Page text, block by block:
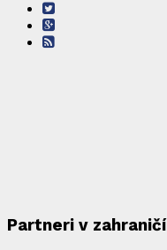
Partneri v zahraničí